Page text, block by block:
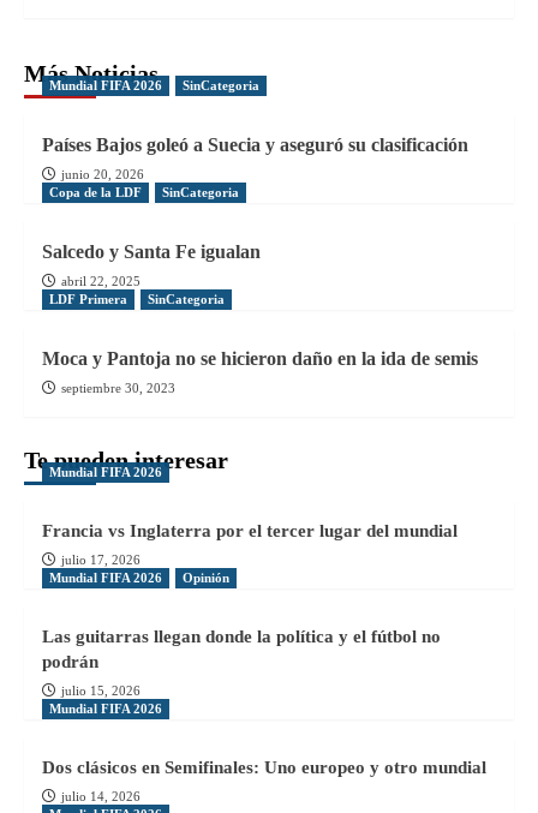
Más Noticias
Mundial FIFA 2026 SinCategoria
Países Bajos goleó a Suecia y aseguró su clasificación
junio 20, 2026
Copa de la LDF
SinCategoria
Salcedo y Santa Fe igualan
abril 22, 2025
LDF Primera
SinCategoria
Moca y Pantoja no se hicieron daño en la ida de semis
septiembre 30, 2023
Te pueden interesar
Mundial FIFA 2026
Francia vs Inglaterra por el tercer lugar del mundial
julio 17, 2026
Mundial FIFA 2026
Opinión
Las guitarras llegan donde la política y el fútbol no
podrán
julio 15, 2026
Mundial FIFA 2026
Dos clásicos en Semifinales: Uno europeo y otro mundial
julio 14, 2026